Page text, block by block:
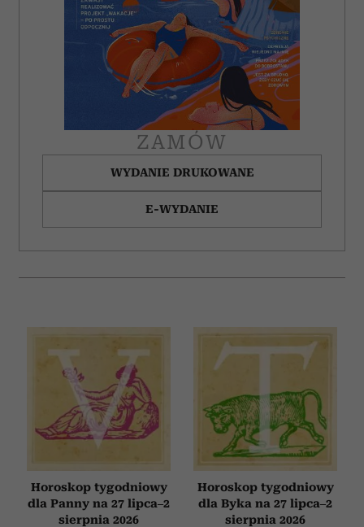
ZAMÓW
WYDANIE DRUKOWANE
E-WYDANIE
Horoskop tygodniowy
dla Panny na 27 lipca–2
sierpnia 2026
Horoskop tygodniowy
dla Byka na 27 lipca–2
sierpnia 2026